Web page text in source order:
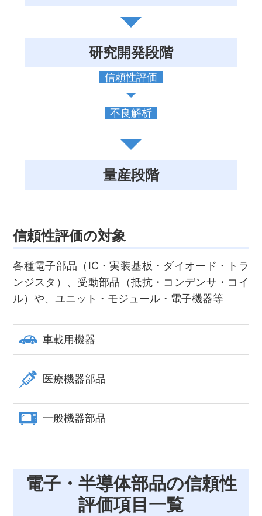
研究開発段階
信頼性評価
不良解析
量産段階
信頼性評価の対象
各種電子部品（IC・実装基板・ダイオード・トラ
ンジスタ）、受動部品（抵抗・コンデンサ・コイ
ル）や、ユニット・モジュール・電子機器等
車載用機器
医療機器部品
一般機器部品
電子・半導体部品の信頼性
評価項目一覧